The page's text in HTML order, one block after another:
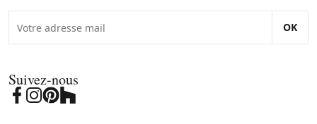
OK
Suivez-nous